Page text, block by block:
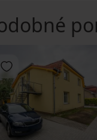
Pridať do obľúbených